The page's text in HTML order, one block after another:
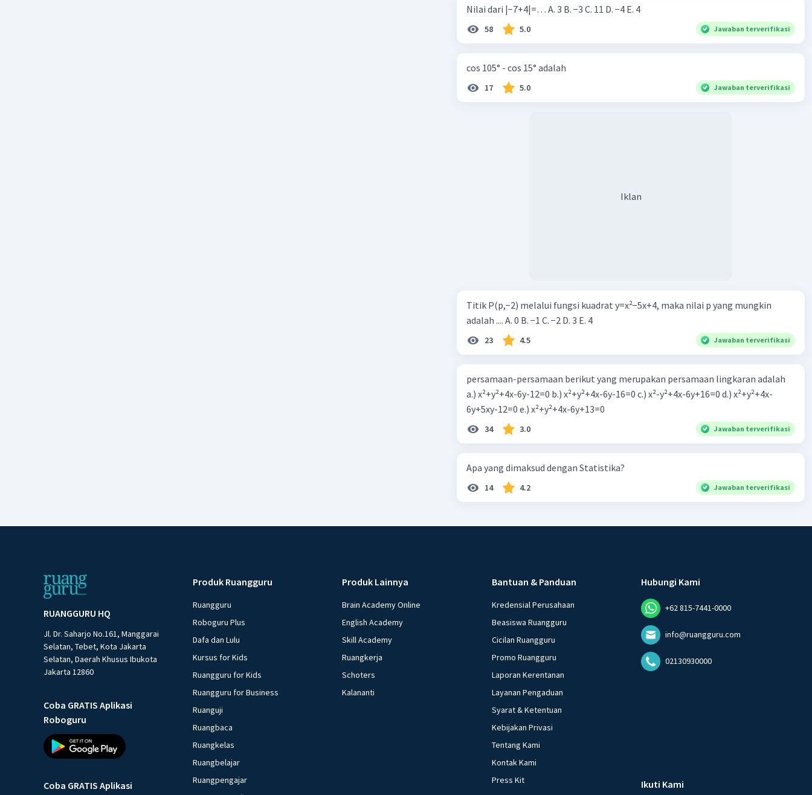
Nilai dari |−7+4|=… A. 3 B. −3 C. 11 D. −4 E. 4
58 5.0 Jawaban terverifikasi
cos 105° - cos 15° adalah
17 5.0 Jawaban terverifikasi
Iklan
Titik P(p,−2) melalui fungsi kuadrat y=x²−5x+4, maka nilai p yang mungkin
adalah .... A. 0 B. −1 C. −2 D. 3 E. 4
23 4.5 Jawaban terverifikasi
persamaan-persamaan berikut yang merupakan persamaan lingkaran adalah
a.) x²+y²+4x-6y-12=0 b.) x²+y²+4x-6y-16=0 c.) x²-y²+4x-6y+16=0 d.) x²+y²+4x-
6y+5xy-12=0 e.) x²+y²+4x-6y+13=0
34 3.0 Jawaban terverifikasi
Apa yang dimaksud dengan Statistika?
14 4.2 Jawaban terverifikasi
RUANGGURU HQ
Jl. Dr. Saharjo No.161, Manggarai
Selatan, Tebet, Kota Jakarta
Selatan, Daerah Khusus Ibukota
Jakarta 12860
Coba GRATIS Aplikasi
Roboguru
Coba GRATIS Aplikasi
Produk Ruangguru
Ruangguru
Roboguru Plus
Dafa dan Lulu
Kursus for Kids
Ruangguru for Kids
Ruangguru for Business
Ruanguji
Ruangbaca
Ruangkelas
Ruangbelajar
Ruangpengajar
Produk Lainnya
Brain Academy Online
English Academy
Skill Academy
Ruangkerja
Schoters
Kalananti
Bantuan & Panduan
Kredensial Perusahaan
Beasiswa Ruangguru
Cicilan Ruangguru
Promo Ruangguru
Laporan Kerentanan
Layanan Pengaduan
Syarat & Ketentuan
Kebijakan Privasi
Tentang Kami
Kontak Kami
Press Kit
Hubungi Kami
+62 815-7441-0000
info@ruangguru.com
02130930000
Ikuti Kami